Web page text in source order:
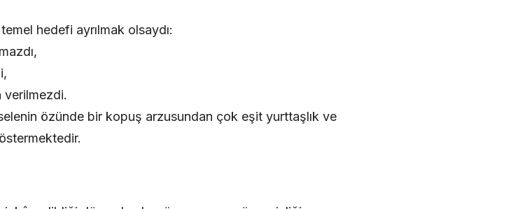
hedefi ayrılmak olsaydı:
verilmezdi.
özünde bir kopuş arzusundan çok eşit yurttaşlık ve